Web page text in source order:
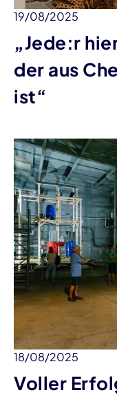
19/08/2025
„Jede:r
der aus
ist“
18/08/2025
Voller